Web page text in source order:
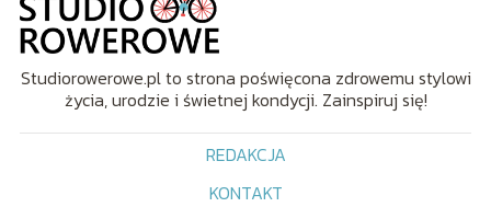
Studiorowerowe.pl to strona poświęcona zdrowemu stylowi
życia, urodzie i świetnej kondycji. Zainspiruj się!
REDAKCJA
KONTAKT